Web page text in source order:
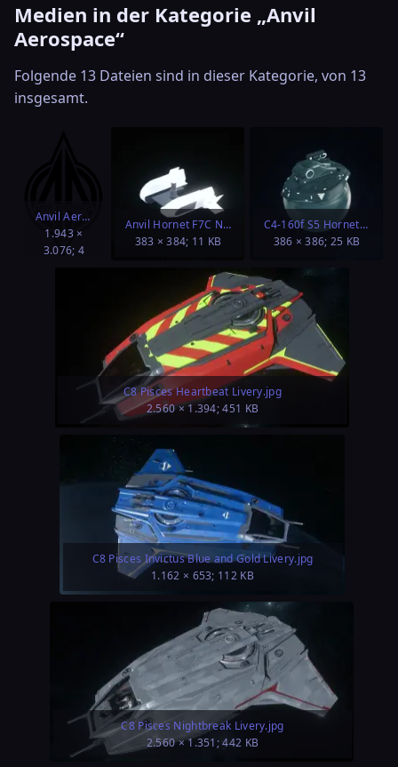
Medien in der Kategorie „Anvil
Aerospace“
Folgende 13 Dateien sind in dieser Kategorie, von 13
insgesamt.
Anvil Aerospace.svg
1.943 ×
3.076; 4
Anvil Hornet F7C Nose Turret.jpg
383 × 384; 11 KB
C4-160f S5 Hornet Ball Turret.jpg
386 × 386; 25 KB
C8 Pisces Heartbeat Livery.jpg
2.560 × 1.394; 451 KB
C8 Pisces Invictus Blue and Gold Livery.jpg
1.162 × 653; 112 KB
C8 Pisces Nightbreak Livery.jpg
2.560 × 1.351; 442 KB